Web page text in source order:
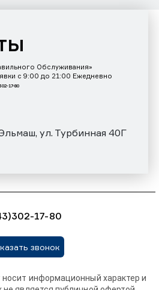
Обслуживания»
с 9:00 до 21:00 Ежедневно
17-80
ул. Турбинная 40Г
17-80
звонок
информационный характер и